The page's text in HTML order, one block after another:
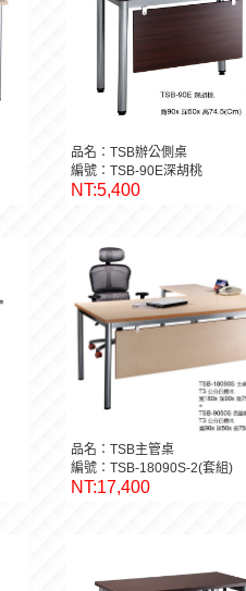
品名：TSB辦公側桌
編號：TSB-90E深胡桃
NT:5,400
品名：TSB主管桌
編號：TSB-18090S-2(套組)
NT:17,400